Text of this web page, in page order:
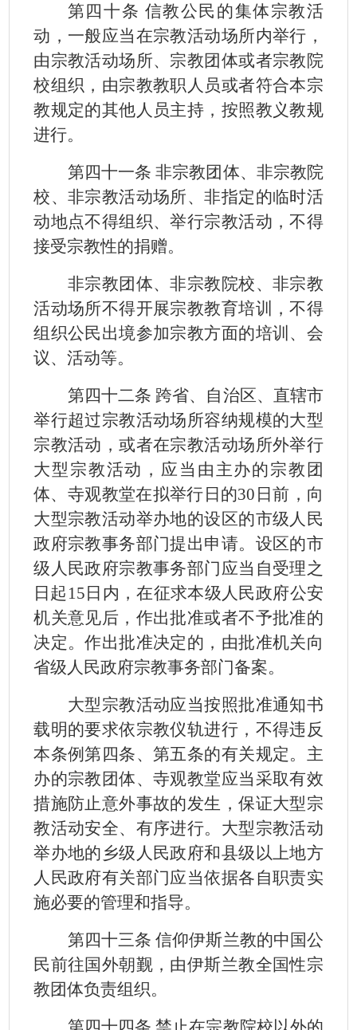
第四十条 信教公民的集体宗教活
动，一般应当在宗教活动场所内举行，
由宗教活动场所、宗教团体或者宗教院
校组织，由宗教教职人员或者符合本宗
教规定的其他人员主持，按照教义教规
进行。
第四十一条 非宗教团体、非宗教院
校、非宗教活动场所、非指定的临时活
动地点不得组织、举行宗教活动，不得
接受宗教性的捐赠。
非宗教团体、非宗教院校、非宗教
活动场所不得开展宗教教育培训，不得
组织公民出境参加宗教方面的培训、会
议、活动等。
第四十二条 跨省、自治区、直辖市
举行超过宗教活动场所容纳规模的大型
宗教活动，或者在宗教活动场所外举行
大型宗教活动，应当由主办的宗教团
体、寺观教堂在拟举行日的30 日前，向
大型宗教活动举办地的设区的市级人民
政府宗教事务部门提出申请。设区的市
级人民政府宗教事务部门应当自受理之
日起 15 日内，在征求本级人民政府公安
机关意见后，作出批准或者不予批准的
决定。作出批准决定的，由批准机关向
省级人民政府宗教事务部门备案。
大型宗教活动应当按照批准通知书
载明的要求依宗教仪轨进行，不得违反
本条例第四条、第五条的有关规定。主
办的宗教团体、寺观教堂应当采取有效
措施防止意外事故的发生，保证大型宗
教活动安全、有序进行。大型宗教活动
举办地的乡级人民政府和县级以上地方
人民政府有关部门应当依据各自职责实
施必要的管理和指导。
第四十三条 信仰伊斯兰教的中国公
民前往国外朝觐，由伊斯兰教全国性宗
教团体负责组织。